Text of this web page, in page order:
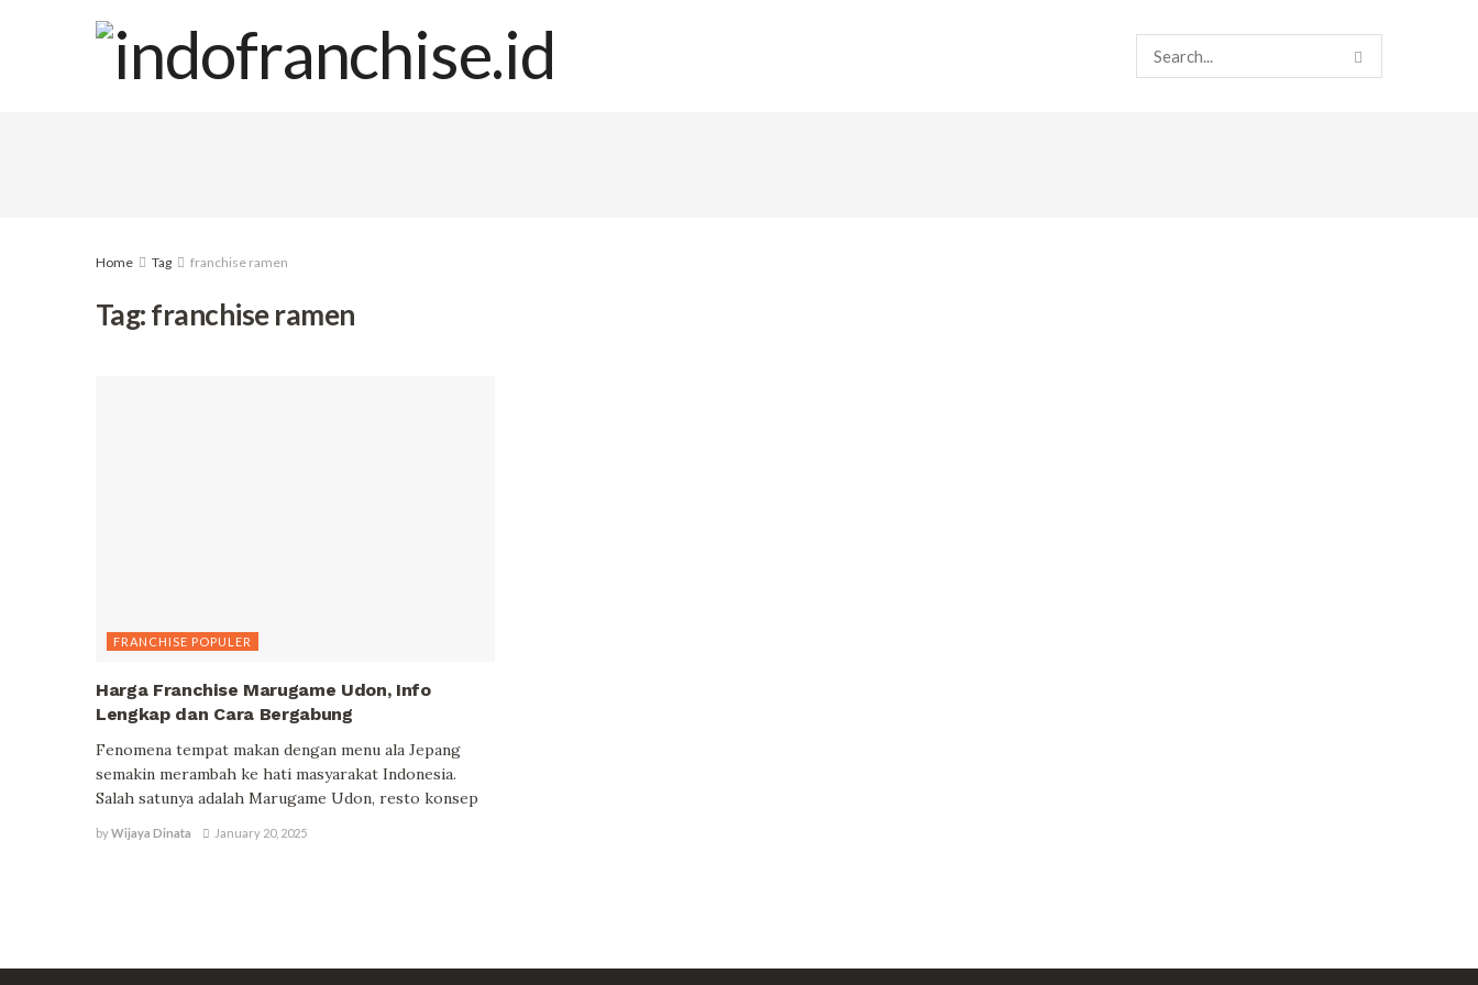
Home Tag franchise ramen
Tag:franchise ramen
FRANCHISE POPULER
Harga Franchise Marugame Udon, Info
Lengkap dan Cara Bergabung
Fenomena tempat makan dengan menu ala Jepang
semakin merambah ke hati masyarakat Indonesia.
Salah satunya adalah Marugame Udon, resto konsep
byWijaya Dinata January 20, 2025